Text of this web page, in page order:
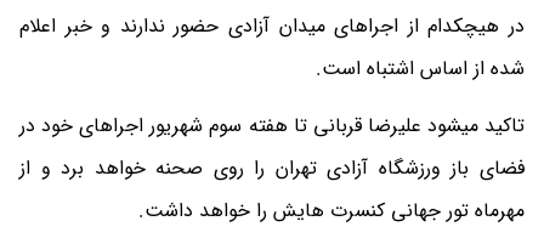
در هیچکدام از اجراهای میدان آزادی حضور ندارند و خبر اعلام
شده از اساس اشتباه است.
تاکید میشود علیرضا قربانی تا هفته سوم شهریور اجراهای خود در
فضای باز ورزشگاه آزادی تهران را روی صحنه خواهد برد و از
مهرماه تور جهانی کنسرت هایش را خواهد داشت.